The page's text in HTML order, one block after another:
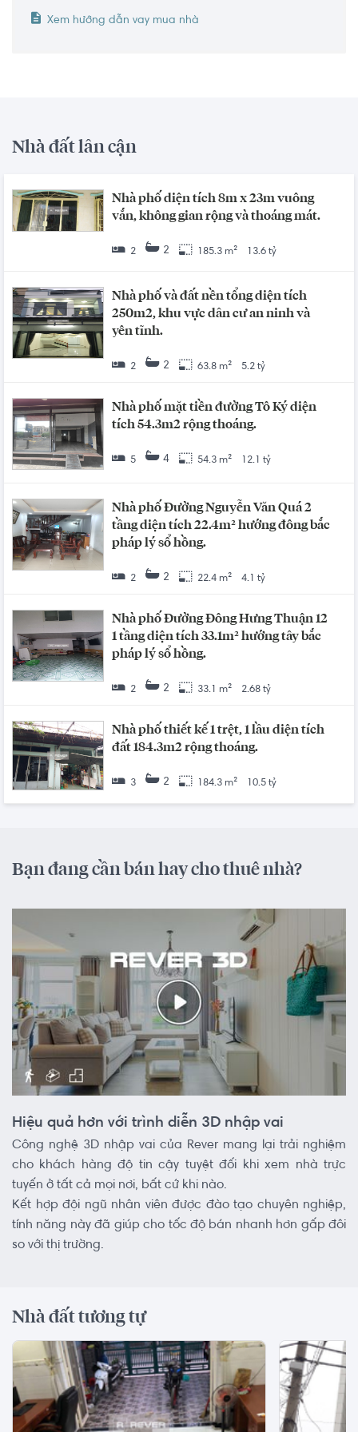
Xem hướng dẫn vay mua nhà
Nhà đất lân cận
Nhà phố diện tích 8m x 23m vuông
vắn, không gian rộng và thoáng mát.
2 2 185.3 m² 13.6 tỷ
Nhà phố và đất nền tổng diện tích
250m2, khu vực dân cư an ninh và
yên tĩnh.
2 2 63.8 m² 5.2 tỷ
Nhà phố mặt tiền đường Tô Ký diện
tích 54.3m2 rộng thoáng.
5 4 54.3 m² 12.1 tỷ
Nhà phố Đường Nguyễn Văn Quá 2
tầng diện tích 22.4m² hướng đông bắc
pháp lý sổ hồng.
2 2 22.4 m² 4.1 tỷ
Nhà phố Đường Đông Hưng Thuận 12
1 tầng diện tích 33.1m² hướng tây bắc
pháp lý sổ hồng.
2 2 33.1 m² 2.68 tỷ
Nhà phố thiết kế 1 trệt, 1 lầu diện tích
đất 184.3m2 rộng thoáng.
3 2 184.3 m² 10.5 tỷ
Bạn đang cần bán hay cho thuê nhà?
Hiệu quả hơn với trình diễn 3D nhập vai
Công nghệ 3D nhập vai của Rever mang lại trải nghiệm
cho khách hàng độ tin cậy tuyệt đối khi xem nhà trực
tuyến ở tất cả mọi nơi, bất cứ khi nào.
Kết hợp đội ngũ nhân viên được đào tạo chuyên nghiệp,
tính năng này đã giúp cho tốc độ bán nhanh hơn gấp đôi
so với thị trường.
Nhà đất tương tự